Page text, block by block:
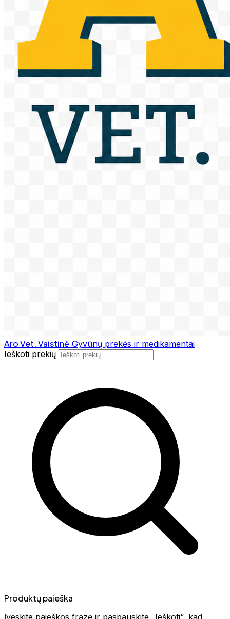
Aro Vet. Vaistinė Gyvūnų prekės ir medikamentai
Ieškoti prekių
Produktų paieška
Įveskite paieškos frazę ir paspauskite „Ieškoti“, kad